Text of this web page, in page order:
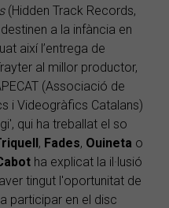
(Hidden Track Records,
a la infància en
així l’entrega de
al millor productor,
(Associació de
i Videogràfics Catalans)
qui ha treballat el so
, Fades, Ouineta o
ha explicat la il·lusió
tingut l'oportunitat de
participar en el disc